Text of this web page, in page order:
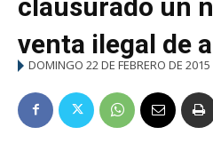
clausurado un
venta ilegal de
DOMINGO 22 DE FEBRERO DE 2015